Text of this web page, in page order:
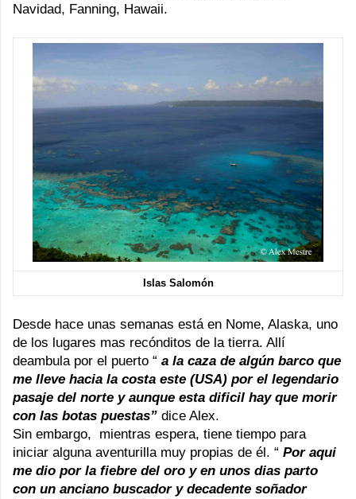
Navidad, Fanning, Hawaii.
Islas Salomón
Desde hace unas semanas está en Nome, Alaska, uno
de los lugares mas recónditos de la tierra. Allí
deambula por el puerto “ a la caza de algún barco que
me lleve hacia la costa este (USA) por el legendario
pasaje del norte y aunque esta dificil hay que morir
con las botas puestas” dice Alex.
Sin embargo, mientras espera, tiene tiempo para
iniciar alguna aventurilla muy propias de él. “ Por aqui
me dio por la fiebre del oro y en unos dias parto
con un anciano buscador y decadente soñador